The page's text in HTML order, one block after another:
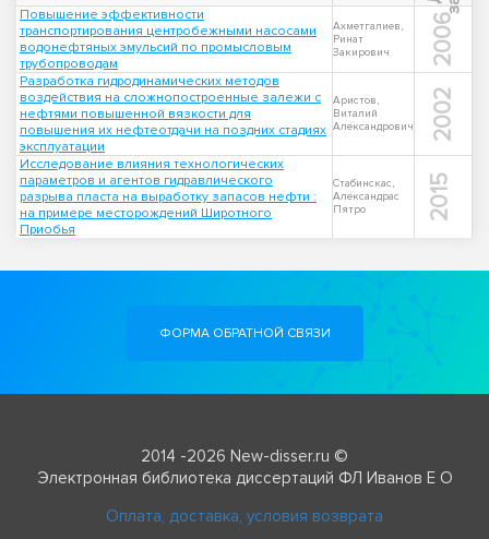
Повышение эффективности
транспортирования центробежными насосами
водонефтяных эмульсий по промысловым
трубопроводам
Ахметгалиев,
Ринат
Закирович
2006
Разработка гидродинамических методов
воздействия на сложнопостроенные залежи с
нефтями повышенной вязкости для
повышения их нефтеотдачи на поздних стадиях
эксплуатации
Аристов,
Виталий
Александрович
2002
Исследование влияния технологических
параметров и агентов гидравлического
разрыва пласта на выработку запасов нефти :
на примере месторождений Широтного
Приобья
Стабинскас,
Александрас
Пятро
2015
ФОРМА ОБРАТНОЙ СВЯЗИ
2014 -2026 New-disser.ru ©
Электронная библиотека диссертаций ФЛ Иванов Е О
Оплата, доставка, условия возврата